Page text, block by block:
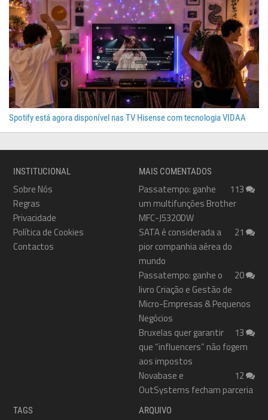
Spotify está agora disponível nas TV Hisense com tecnologia VIDAA
INSTITUCIONAL
Sobre Nós
Regras
Privacidade
Política de Cookies
Contactos
MAIS COMENTADOS
113
Passatempo: ganhe
um multifunções Brother
MFC-J5320DW
21
SATA é considerada a
pior companhia aérea do
mundo
20
Passatempo: ganhe o
livro Criação e Gestão de
Micro-Empresas & Pequenos
Negócios
13
Bruxelas quer garantir
que “influencers” não fogem
aos impostos
12
Novabase e
OutSystems fecham parceria
TAGS ARQUIVO